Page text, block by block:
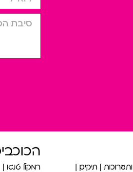
סיבת הפניה
תיקים רמקול טנגו